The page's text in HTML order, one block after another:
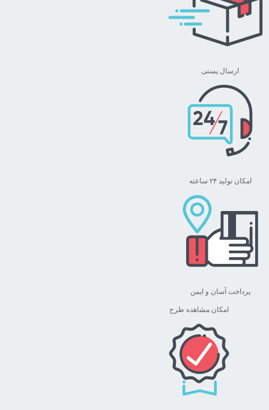
ارسال پستی
امکان تولید ۲۴ ساعته
پرداخت آسان و ایمن
امکان مشاهده طرح